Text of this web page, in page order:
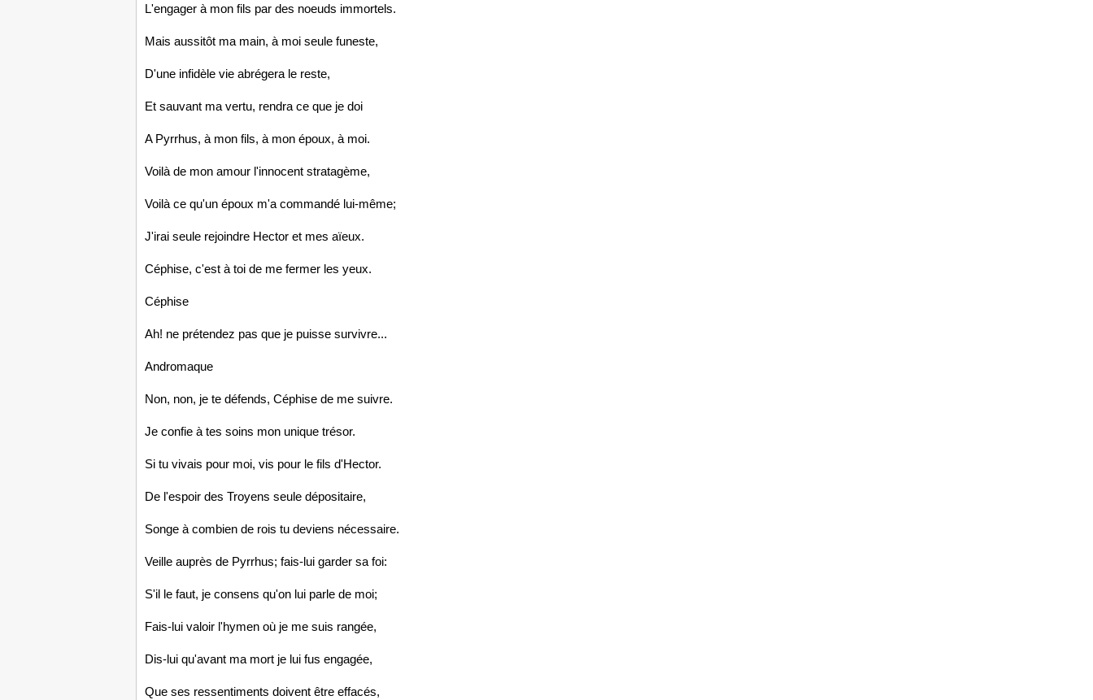
L'engager à mon fils par des noeuds immortels.
Mais aussitôt ma main, à moi seule funeste,
D'une infidèle vie abrégera le reste,
Et sauvant ma vertu, rendra ce que je doi
A Pyrrhus, à mon fils, à mon époux, à moi.
Voilà de mon amour l'innocent stratagème,
Voilà ce qu'un époux m'a commandé lui-même;
J'irai seule rejoindre Hector et mes aïeux.
Céphise, c'est à toi de me fermer les yeux.
Céphise
Ah! ne prétendez pas que je puisse survivre...
Andromaque
Non, non, je te défends, Céphise de me suivre.
Je confie à tes soins mon unique trésor.
Si tu vivais pour moi, vis pour le fils d'Hector.
De l'espoir des Troyens seule dépositaire,
Songe à combien de rois tu deviens nécessaire.
Veille auprès de Pyrrhus; fais-lui garder sa foi:
S'il le faut, je consens qu'on lui parle de moi;
Fais-lui valoir l'hymen où je me suis rangée,
Dis-lui qu'avant ma mort je lui fus engagée,
Que ses ressentiments doivent être effacés,